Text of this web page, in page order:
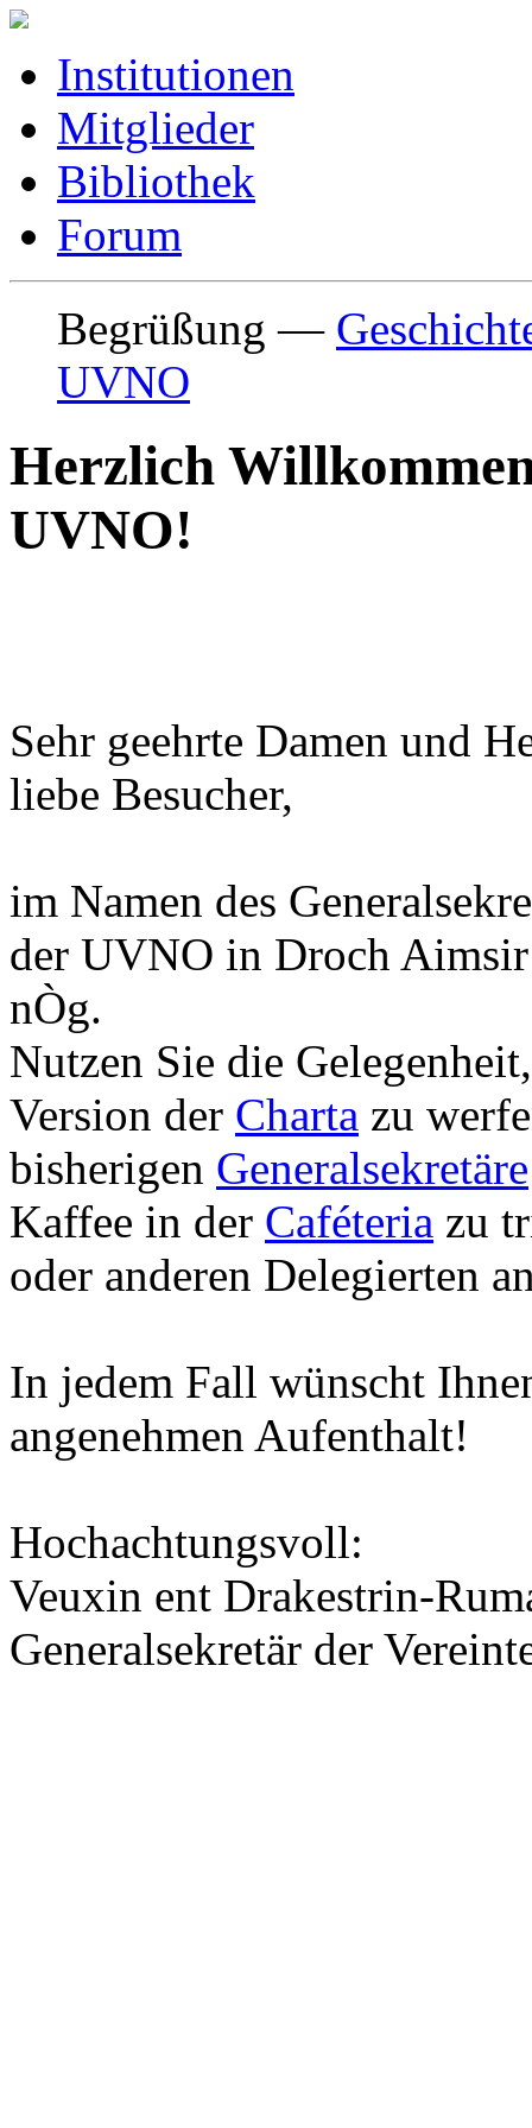
Institutionen
Mitglieder
Bibliothek
Forum
Begrüßung —
UVNO
Herzlich
UVNO!
Sehr geehrte Damen und
liebe Besucher,
im Namen des
der UVNO in Droch
nÒg.
Nutzen Sie die
Version der Charta zu
bisherigen Generalsekretäre
Kaffee in der Caféteria zu
oder anderen Delegierten
In jedem Fall wünscht
angenehmen Aufenthalt!
Hochachtungsvoll:
Veuxin ent Drakestrin-
Generalsekretär der